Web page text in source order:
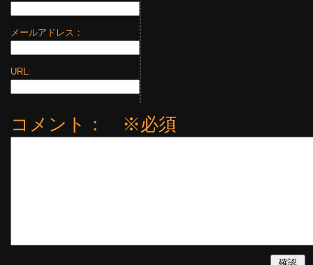
メールアドレス：
URL:
コメント： ※必須